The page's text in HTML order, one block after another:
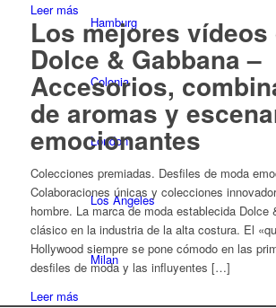
Hamburg
Colonia
London
Los Angeles
Milan
Leer más
Los mejores vídeos
Dolce & Gabbana –
Accesorios,
de aromas y
emocionantes
Colecciones premiadas. Desfiles de moda
Colaboraciones únicas y colecciones
hombre. La marca de moda establecida Dolce
clásico en la industria de la alta costura. El
Hollywood siempre se pone cómodo en las
desfiles de moda y las influyentes […]
Leer más